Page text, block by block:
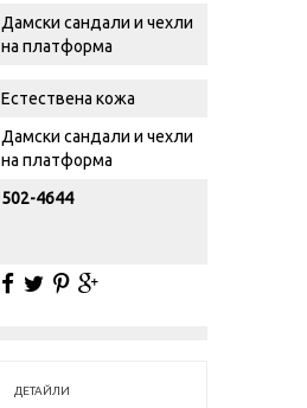
Дамски сандали и чехли
на платформа
Естествена кожа
Дамски сандали и чехли
на платформа
502-4644
ДЕТАЙЛИ